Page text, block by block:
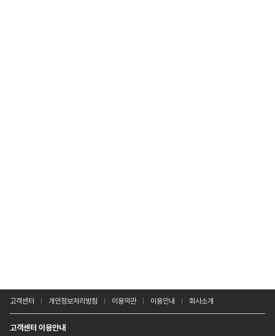
고객센터 개인정보처리방침 이용약관 이용안내 회사소개
고객센터 이용안내